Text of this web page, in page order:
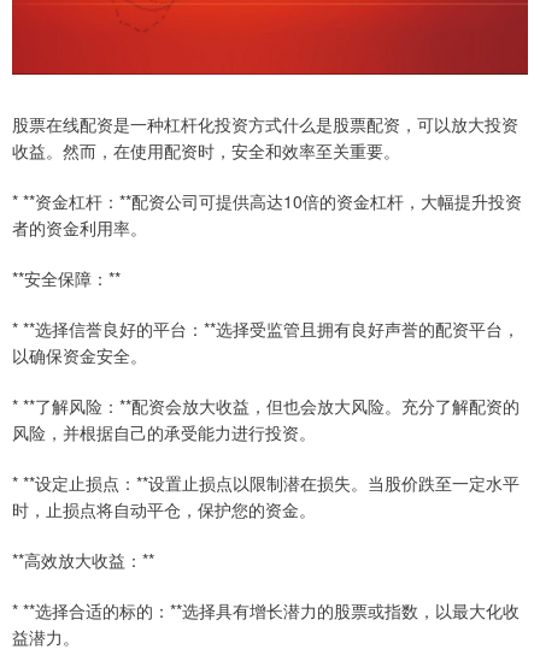
股票在线配资是一种杠杆化投资方式什么是股票配资，可以放大投资
收益。然而，在使用配资时，安全和效率至关重要。
* **资金杠杆：**配资公司可提供高达10倍的资金杠杆，大幅提升投资
者的资金利用率。
**安全保障：**
* **选择信誉良好的平台：**选择受监管且拥有良好声誉的配资平台，
以确保资金安全。
* **了解风险：**配资会放大收益，但也会放大风险。充分了解配资的
风险，并根据自己的承受能力进行投资。
* **设定止损点：**设置止损点以限制潜在损失。当股价跌至一定水平
时，止损点将自动平仓，保护您的资金。
**高效放大收益：**
* **选择合适的标的：**选择具有增长潜力的股票或指数，以最大化收
益潜力。